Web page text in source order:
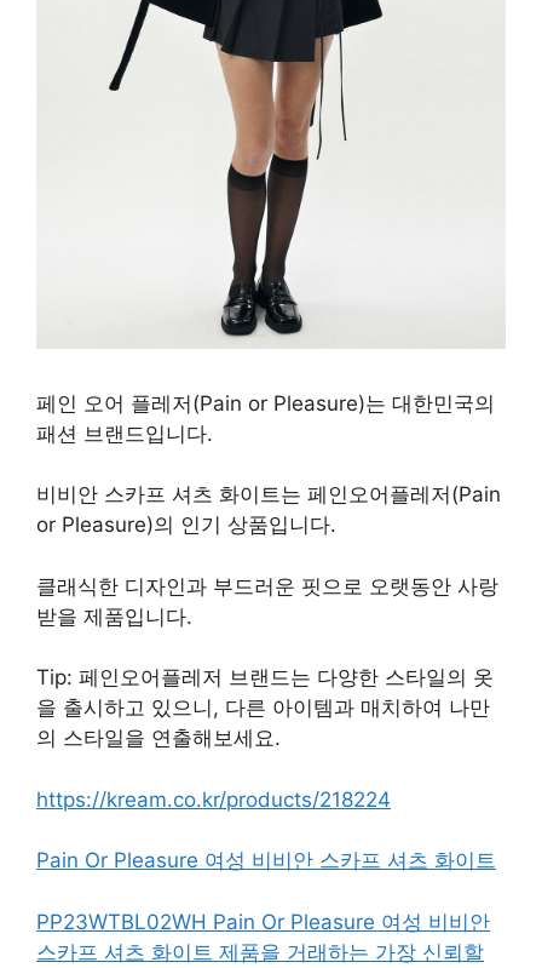
페인 오어 플레저(Pain or Pleasure)는 대한민국의
패션 브랜드입니다.
비비안 스카프 셔츠 화이트는 페인오어플레저(Pain
or Pleasure)의 인기 상품입니다.
클래식한 디자인과 부드러운 핏으로 오랫동안 사랑
받을 제품입니다.
Tip: 페인오어플레저 브랜드는 다양한 스타일의 옷
을 출시하고 있으니, 다른 아이템과 매치하여 나만
의 스타일을 연출해보세요.
https://kream.co.kr/products/218224
Pain Or Pleasure 여성 비비안 스카프 셔츠 화이트
PP23WTBL02WH Pain Or Pleasure 여성 비비안
스카프 셔츠 화이트 제품을 거래하는 가장 신뢰할